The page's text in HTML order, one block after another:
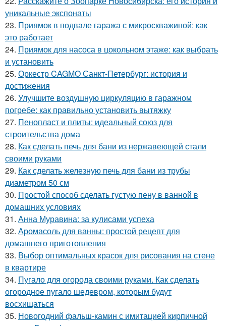
уникальные экспонаты
23. Приямок в подвале гаража с микроскважиной: как
это работает
24. Приямок для насоса в цокольном этаже: как выбрать
и установить
25. Оркестр CAGMO Санкт-Петербург: история и
достижения
26. Улучшите воздушную циркуляцию в гаражном
погребе: как правильно установить вытяжку
27. Пенопласт и плиты: идеальный союз для
строительства дома
28. Как сделать печь для бани из нержавеющей стали
своими руками
29. Как сделать железную печь для бани из трубы
диаметром 50 см
30. Простой способ сделать густую пену в ванной в
домашних условиях
31. Анна Муравина: за кулисами успеха
32. Аромасоль для ванны: простой рецепт для
домашнего приготовления
33. Выбор оптимальных красок для рисования на стене
в квартире
34. Пугало для огорода своими руками. Как сделать
огородное пугало шедевром, которым будут
восхищаться
35. Новогодний фальш-камин с имитацией кирпичной